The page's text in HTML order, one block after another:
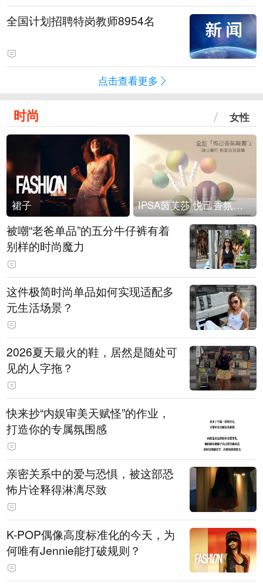
全国计划招聘特岗教师8954名
点击查看更多
时尚 女性
裙子 IPSA茵芙莎 悦己香氛凝露上市
被嘲“老爸单品”的五分牛仔裤有着
别样的时尚魔力
这件极简时尚单品如何实现适配多
元生活场景？
2026夏天最火的鞋，居然是随处可
见的人字拖？
快来抄“内娱审美天赋怪”的作业，
打造你的专属氛围感
亲密关系中的爱与恐惧，被这部恐
怖片诠释得淋漓尽致
K-POP偶像高度标准化的今天，为
何唯有Jennie能打破规则？